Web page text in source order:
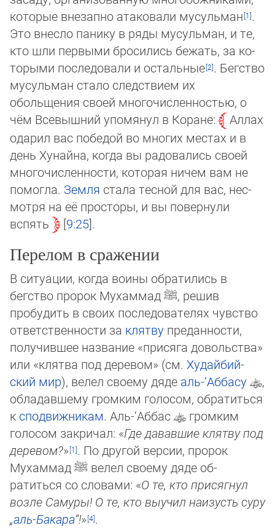
которые вне­зап­но атаковали мусульман
.
Это внесло панику в ряды мусульман, и те,
кто шли пер­вы­ми бросились бежать, за ко­
то­ры­ми последовали и остальные . Бегство
мусульман стало следствием их
обольщения сво­ей многочисленностью, о
чём Все­выш­ний упо­мянул в Коране:
Аллах
одарил вас победой во многих местах и в
день Ху­най­на, когда вы радовались своей
мно­го­чис­лен­ности, которая ничем вам не
помогла. Земля стала тесной для вас, нес­
мот­ря на её просторы, и вы повернули
вспять
9:25 .
Перелом в сражении
В ситуации, когда воины обратились в
бегство пророк Мухаммадﷺ, решив
пробудить в своих последователях чувство
от­вет­ственности за клятву преданности,
получившее название «присяга довольства»
или «клятва под деревом» (см. Ху­дай­бий­
ский мир), велел своему дяде аль-‘Аббасу
,
обладавшему гром­ким голосом, обратиться
к сподвижникам. Аль-‘Аб­бас
гром­ким
голосом закричал: «Где дававшие клятву под
деревом?»
. По другой версии, пророк
Мухаммадﷺ ве­лел сво­ему дя­де об­
ратиться со словами: «О те, кто присягнул
возле Самуры! О те, кто выучил наизусть суру
„аль-Бакара“!»
.